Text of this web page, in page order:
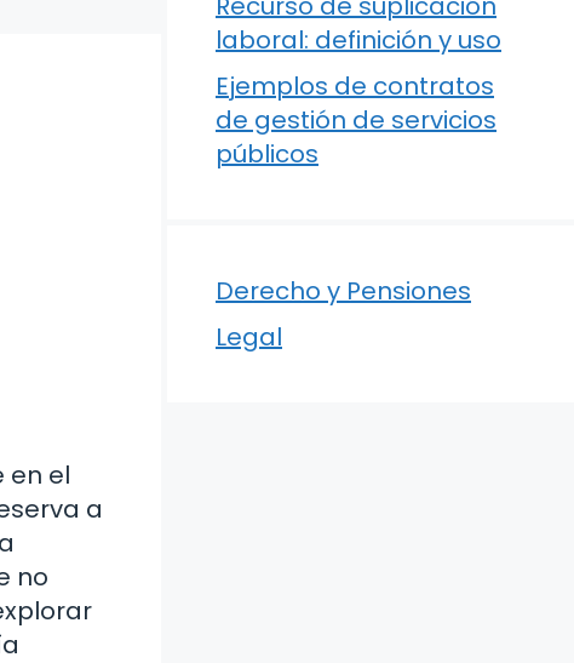
en el
a
no
laboral: definición y uso
Ejemplos de contratos
de gestión de servicios
públicos
Derecho y Pensiones
Legal